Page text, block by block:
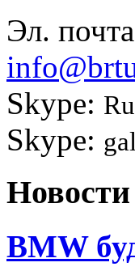
Эл.
Skype:
Skype:
Новости
BMW